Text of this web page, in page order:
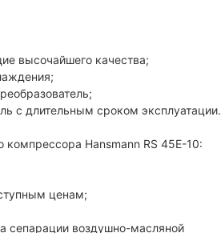
высочайшего качества;
с длительным сроком эксплуатации.
компрессора Hansmann RS 45E-10:
ценам;
сепарации воздушно-масляной